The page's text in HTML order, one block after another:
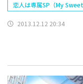
恋人は専属SP（My
2013.12.12 20:34